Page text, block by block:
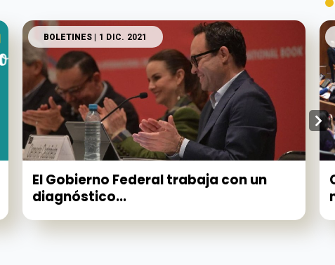
BOLETINES | 1 DIC. 2021
El Gobierno Federal trabaja con un
diagnóstico...